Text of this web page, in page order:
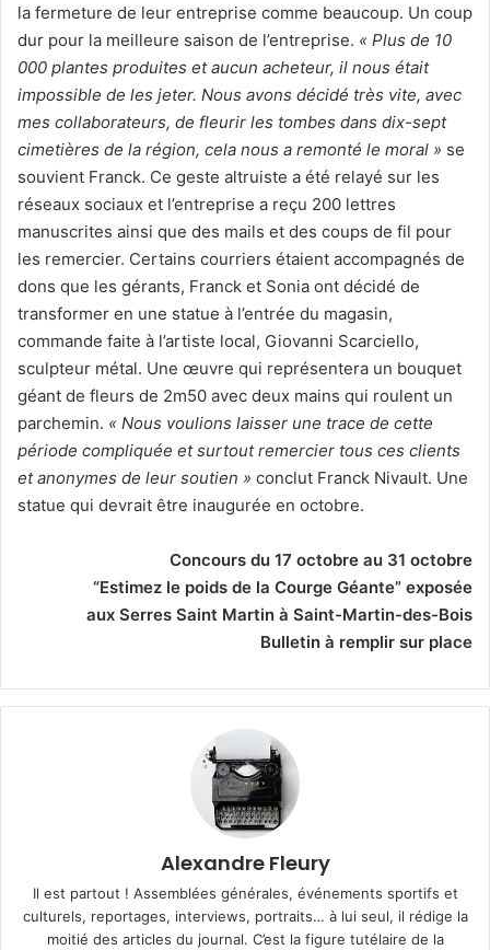
la fermeture de leur entreprise comme beaucoup. Un coup
dur pour la meilleure saison de l’entreprise. « Plus de 10
000 plantes produites et aucun acheteur, il nous était
impossible de les jeter. Nous avons décidé très vite, avec
mes collaborateurs, de fleurir les tombes dans dix-sept
cimetières de la région, cela nous a remonté le moral » se
souvient Franck. Ce geste altruiste a été relayé sur les
réseaux sociaux et l’entreprise a reçu 200 lettres
manuscrites ainsi que des mails et des coups de fil pour
les remercier. Certains courriers étaient accompagnés de
dons que les gérants, Franck et Sonia ont décidé de
transformer en une statue à l’entrée du magasin,
commande faite à l’artiste local, Giovanni Scarciello,
sculpteur métal. Une œuvre qui représentera un bouquet
géant de fleurs de 2m50 avec deux mains qui roulent un
parchemin. « Nous voulions laisser une trace de cette
période compliquée et surtout remercier tous ces clients
et anonymes de leur soutien » conclut Franck Nivault. Une
statue qui devrait être inaugurée en octobre.
Concours du 17 octobre au 31 octobre
“Estimez le poids de la Courge Géante” exposée
aux Serres Saint Martin à Saint-Martin-des-Bois
Bulletin à remplir sur place
Alexandre Fleury
Il est partout ! Assemblées générales, événements sportifs et
culturels, reportages, interviews, portraits… à lui seul, il rédige la
moitié des articles du journal. C’est la figure tutélaire de la